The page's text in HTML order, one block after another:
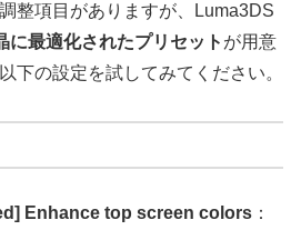
整項目がありますが、Luma3DS
に最適化されたプリセット が用意
下の設定を試してみてください。
Enhance top screen colors ：